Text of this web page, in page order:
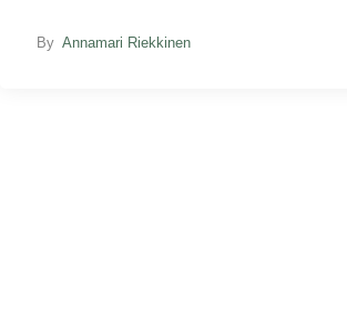
By Annamari Riekkinen